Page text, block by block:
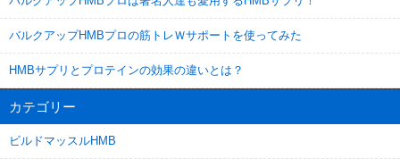
バルクアップHMBプロの筋トレＷサポートを使ってみた
HMBサプリとプロテインの効果の違いとは？
カテゴリー
ビルドマッスルHMB